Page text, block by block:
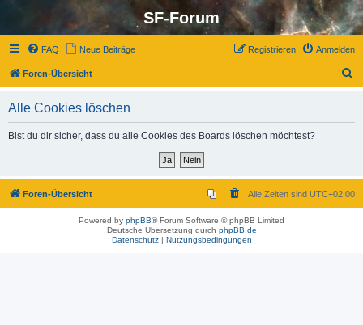
SF-Forum
FAQ Neue Beiträge Anmelden
Registrieren
Foren-Übersicht
Alle Cookies löschen
Bist du dir sicher, dass du alle Cookies des Boards löschen möchtest?
Foren-Übersicht Alle Zeiten sind UTC+02:00
Powered by phpBB® Forum Software © phpBB Limited
Deutsche Übersetzung durch phpBB.de
Datenschutz| Nutzungsbedingungen